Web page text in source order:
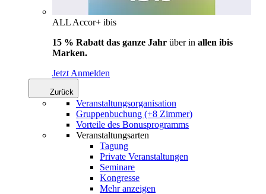
ALL Accor+ ibis
15 % Rabatt das ganze Jahr über in allen ibis
Marken.
Jetzt Anmelden
Zurück
Veranstaltungsorganisation
Gruppenbuchung (+8 Zimmer)
Vorteile des Bonusprogramms
Veranstaltungsarten
Tagung
Private Veranstaltungen
Seminare
Kongresse
Mehr anzeigen